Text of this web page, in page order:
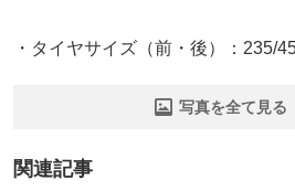
・タイヤサイズ（前・後）：235/
写真を全て見る
関連記事